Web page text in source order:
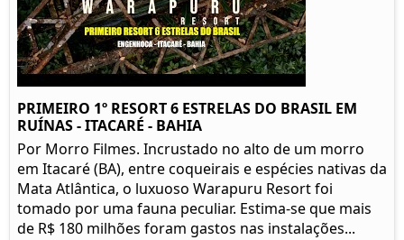
PRIMEIRO 1º RESORT 6 ESTRELAS DO BRASIL EM
RUÍNAS - ITACARÉ - BAHIA
Por Morro Filmes. Incrustado no alto de um morro
em Itacaré (BA), entre coqueirais e espécies nativas da
Mata Atlântica, o luxuoso Warapuru Resort foi
tomado por uma fauna peculiar. Estima-se que mais
de R$ 180 milhões foram gastos nas instalações...